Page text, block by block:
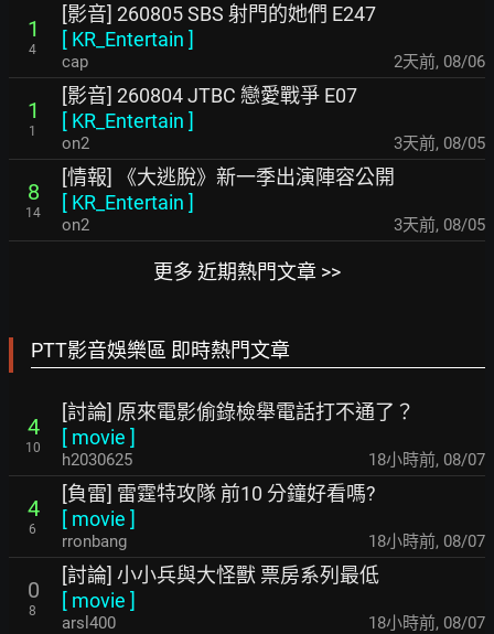
1
4
[影音] 260805 SBS 射門的她們 E247
[ KR_Entertain ]
cap 2天前, 08/06
1
1
[影音] 260804 JTBC 戀愛戰爭 E07
[ KR_Entertain ]
on2 3天前, 08/05
8
14
[情報] 《大逃脫》新一季出演陣容公開
[ KR_Entertain ]
on2 3天前, 08/05
更多 近期熱門文章 >>
PTT影音娛樂區 即時熱門文章
4
10
[討論] 原來電影偷錄檢舉電話打不通了？
[ movie ]
h2030625 18小時前, 08/07
4
6
[負雷] 雷霆特攻隊 前10 分鐘好看嗎?
[ movie ]
rronbang 18小時前, 08/07
0
8
[討論] 小小兵與大怪獸 票房系列最低
[ movie ]
arsl400 18小時前, 08/07